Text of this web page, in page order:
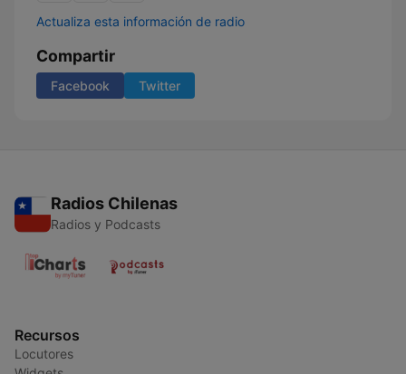
Actualiza esta información de radio
Compartir
Facebook Twitter
Radios Chilenas
Radios y Podcasts
Recursos
Locutores